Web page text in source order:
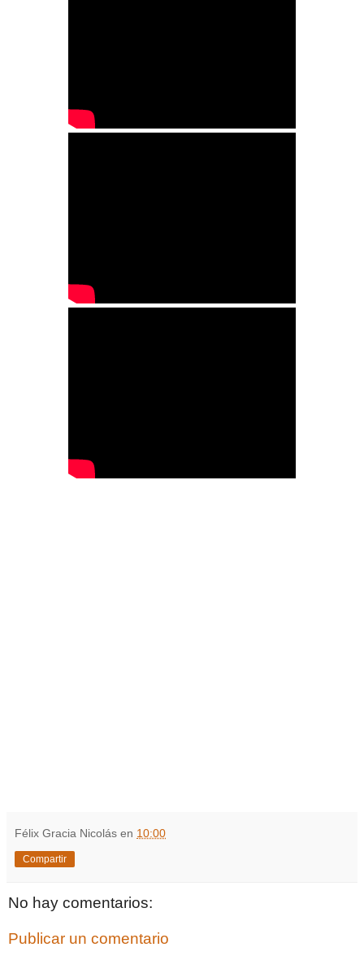
Félix Gracia Nicolás en 10:00
Compartir
No hay comentarios:
Publicar un comentario